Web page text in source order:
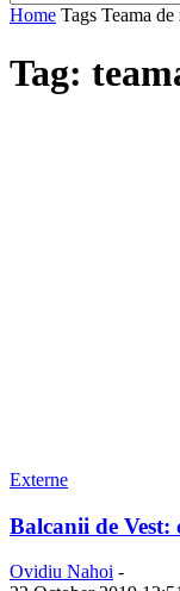
Home Tags Teama
Tag:
Externe
Balcanii de Vest:
Ovidiu Nahoi -